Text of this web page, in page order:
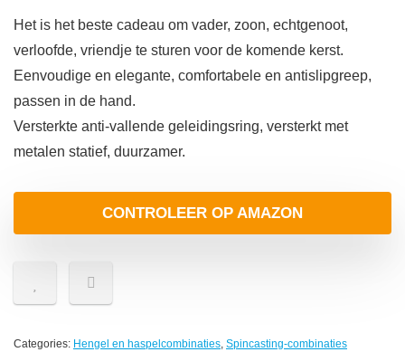
Het is het beste cadeau om vader, zoon, echtgenoot,
verloofde, vriendje te sturen voor de komende kerst.
Eenvoudige en elegante, comfortabele en antislipgreep,
passen in de hand.
Versterkte anti-vallende geleidingsring, versterkt met
metalen statief, duurzamer.
CONTROLEER OP AMAZON
Categories: Hengel en haspelcombinaties, Spincasting-combinaties